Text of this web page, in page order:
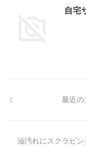
自宅
最近の
油汚れにスクラビ